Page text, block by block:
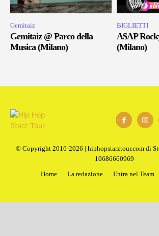
Gemitaiz
Gemitaiz @ Parco della
Musica (Milano)
BIGLIETTI
A$AP
(Milano)
© Copyright 2016-2026 | hiphopstarztour.com di
10686660969
Home
La redazione Entra nel Team